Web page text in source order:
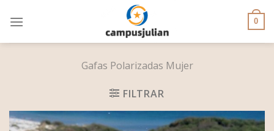
0
Gafas Polarizadas Mujer
FILTRAR